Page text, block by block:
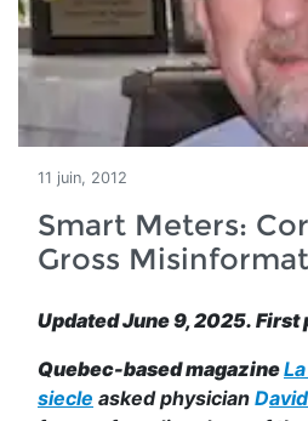
11 juin, 2012
Smart Meters:
Gross
Updated June 9, 2025. First
Quebec-based magazine
siecle asked physician D